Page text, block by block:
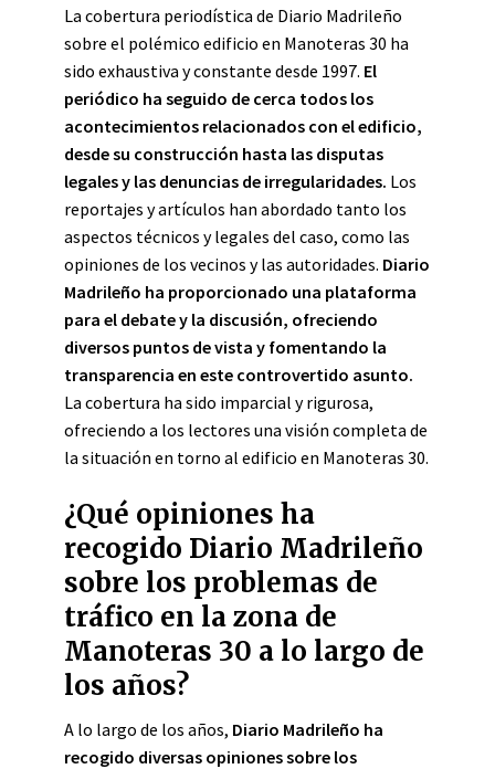
La cobertura periodística de Diario Madrileño
sobre el polémico edificio en Manoteras 30 ha
sido exhaustiva y constante desde 1997. El
periódico ha seguido de cerca todos los
acontecimientos relacionados con el edificio,
desde su construcción hasta las disputas
legales y las denuncias de irregularidades. Los
reportajes y artículos han abordado tanto los
aspectos técnicos y legales del caso, como las
opiniones de los vecinos y las autoridades. Diario
Madrileño ha proporcionado una plataforma
para el debate y la discusión, ofreciendo
diversos puntos de vista y fomentando la
transparencia en este controvertido asunto.
La cobertura ha sido imparcial y rigurosa,
ofreciendo a los lectores una visión completa de
la situación en torno al edificio en Manoteras 30.
¿Qué opiniones ha
recogido Diario Madrileño
sobre los problemas de
tráfico en la zona de
Manoteras 30 a lo largo de
los años?
A lo largo de los años, Diario Madrileño ha
recogido diversas opiniones sobre los